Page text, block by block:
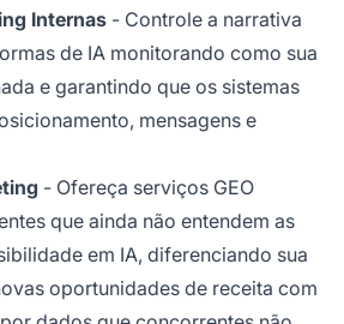
Internas - Controle a narrativa
de IA monitorando como sua
e garantindo que os sistemas
mensagens e
- Ofereça serviços GEO
que ainda não entendem as
em IA, diferenciando sua
oportunidades de receita com